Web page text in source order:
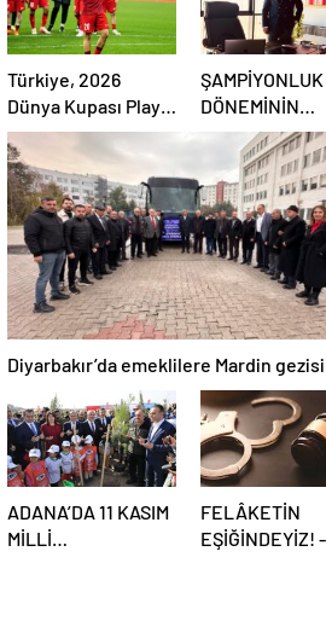
Türkiye, 2026
Dünya Kupası Play-
off Finaline
Yükseldi!
ŞAMPİYONLUK
DÖNEMİNİN
ASBAŞKANI
KONUŞTU:
SAHİPSİZ
KALMAMALI
Diyarbakır’da emeklilere Mardin gezisi
ADANA’DA 11 KASIM
MİLLİ
FELÂKETİN
EŞİĞİNDEYİZ!